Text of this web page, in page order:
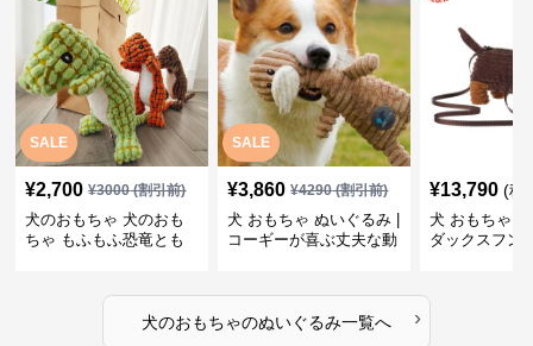
SALE
¥2,700 ¥3000(割引前)
犬のおもちゃ 犬のおも
ちゃ もふもふ恐竜とも
SALE
¥3,860 ¥4290(割引前)
犬 おもちゃ ぬいぐるみ |
コーギーが喜ぶ丈夫な動
¥13,790 (税
犬 おもちゃ
ダックスフン
犬のおもちゃのぬいぐるみ一覧へ ›